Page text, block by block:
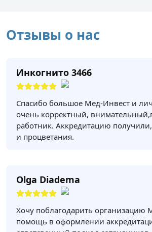
Отзывы о нас
Инкогнито 3466
Спасибо большое Мед-Инвест и
очень корректный,
работник. Аккредитацию
и процветания.
Olga Diadema
Хочу поблагодарить организацию
помощь в оформлении